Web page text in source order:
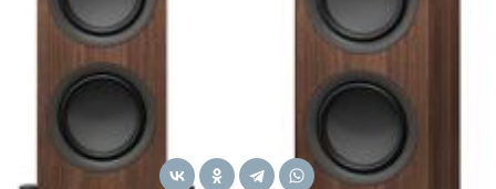
Варианты:
149 000 ₽
109 000 ₽
СКИДКА -26%
Купить